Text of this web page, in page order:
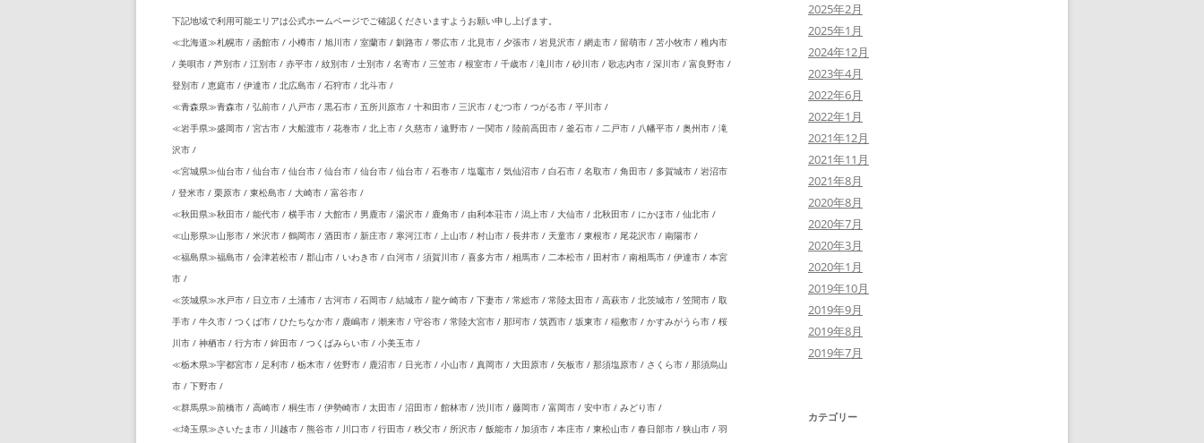
下記地域で利用可能エリアは公式ホームページでご確認くださいますようお願い申し上げます。
≪北海道≫札幌市 / 函館市 / 小樽市 / 旭川市 / 室蘭市 / 釧路市 / 帯広市 / 北見市 / 夕張市 / 岩見沢市 / 網走市 / 留萌市 / 苫小牧市 / 稚内市
/ 美唄市 / 芦別市 / 江別市 / 赤平市 / 紋別市 / 士別市 / 名寄市 / 三笠市 / 根室市 / 千歳市 / 滝川市 / 砂川市 / 歌志内市 / 深川市 / 富良野市 /
登別市 / 恵庭市 / 伊達市 / 北広島市 / 石狩市 / 北斗市 /
≪青森県≫青森市 / 弘前市 / 八戸市 / 黒石市 / 五所川原市 / 十和田市 / 三沢市 / むつ市 / つがる市 / 平川市 /
≪岩手県≫盛岡市 / 宮古市 / 大船渡市 / 花巻市 / 北上市 / 久慈市 / 遠野市 / 一関市 / 陸前高田市 / 釜石市 / 二戸市 / 八幡平市 / 奥州市 / 滝
沢市 /
≪宮城県≫仙台市 / 仙台市 / 仙台市 / 仙台市 / 仙台市 / 仙台市 / 石巻市 / 塩竈市 / 気仙沼市 / 白石市 / 名取市 / 角田市 / 多賀城市 / 岩沼市
/ 登米市 / 栗原市 / 東松島市 / 大崎市 / 富谷市 /
≪秋田県≫秋田市 / 能代市 / 横手市 / 大館市 / 男鹿市 / 湯沢市 / 鹿角市 / 由利本荘市 / 潟上市 / 大仙市 / 北秋田市 / にかほ市 / 仙北市 /
≪山形県≫山形市 / 米沢市 / 鶴岡市 / 酒田市 / 新庄市 / 寒河江市 / 上山市 / 村山市 / 長井市 / 天童市 / 東根市 / 尾花沢市 / 南陽市 /
≪福島県≫福島市 / 会津若松市 / 郡山市 / いわき市 / 白河市 / 須賀川市 / 喜多方市 / 相馬市 / 二本松市 / 田村市 / 南相馬市 / 伊達市 / 本宮
市 /
≪茨城県≫水戸市 / 日立市 / 土浦市 / 古河市 / 石岡市 / 結城市 / 龍ケ崎市 / 下妻市 / 常総市 / 常陸太田市 / 高萩市 / 北茨城市 / 笠間市 / 取
手市 / 牛久市 / つくば市 / ひたちなか市 / 鹿嶋市 / 潮来市 / 守谷市 / 常陸大宮市 / 那珂市 / 筑西市 / 坂東市 / 稲敷市 / かすみがうら市 / 桜
川市 / 神栖市 / 行方市 / 鉾田市 / つくばみらい市 / 小美玉市 /
≪栃木県≫宇都宮市 / 足利市 / 栃木市 / 佐野市 / 鹿沼市 / 日光市 / 小山市 / 真岡市 / 大田原市 / 矢板市 / 那須塩原市 / さくら市 / 那須烏山
市 / 下野市 /
≪群馬県≫前橋市 / 高崎市 / 桐生市 / 伊勢崎市 / 太田市 / 沼田市 / 館林市 / 渋川市 / 藤岡市 / 富岡市 / 安中市 / みどり市 /
≪埼玉県≫さいたま市 / 川越市 / 熊谷市 / 川口市 / 行田市 / 秩父市 / 所沢市 / 飯能市 / 加須市 / 本庄市 / 東松山市 / 春日部市 / 狭山市 / 羽
2025年2月
2025年1月
2024年12月
2023年4月
2022年6月
2022年1月
2021年12月
2021年11月
2021年8月
2020年8月
2020年7月
2020年3月
2020年1月
2019年10月
2019年9月
2019年8月
2019年7月
カテゴリー